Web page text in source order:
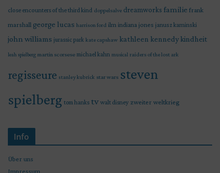
close encounters of the third kind doppelsalve dreamworks familie frank
marshall george lucas harrison ford ilm indiana jones janusz kaminski
john williams jurassic park kate capshaw kathleen kennedy kindheit
leah spielberg martin scorsese michael kahn musical raiders of the lost ark
regisseure stanley kubrick star wars steven
spielberg tom hanks tv walt disney zweiter weltkrieg
Info
Über uns
Impressum